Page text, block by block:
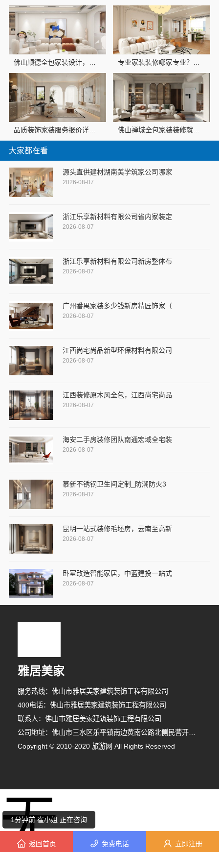
品质装饰家装服务报价详情咨询佛山市雅居美家建筑装饰工程有限公司
大家都在看
源头直供建材湖南美学筑家公司哪家
2026-08-07
浙江乐享新材料有限公司省内家装定
2026-08-07
浙江乐享新材料有限公司新房整体布
2026-08-07
广州番禺家装多少钱新房精匠饰家（
2026-08-07
江西尚宅尚品新型环保材料有限公司
2026-08-07
江西装修原木风全包，江西尚宅尚品
2026-08-07
海安二手房装修团队南通宏域全宅装
2026-08-07
慕新不锈钢卫生间定制_防潮防火3
2026-08-07
昆明一站式装修毛坯房，云南至高新
2026-08-07
卧室改造智能家居，中蓝建投一站式
2026-08-07
雅居美家
服务热线：佛山市雅居美家建筑装饰工程有限公司
400电话：佛山市雅居美家建筑装饰工程有限公司
联系人：佛山市雅居美家建筑装饰工程有限公司
公司地址：佛山市三水区乐平镇南边黄南公路北侧民营开发区F1之二
Copyright © 2010-2020 旅游网 All Rights Reserved
1分钟前 崔小姐 正在咨询
4分钟前 韩女士 正在咨询
返回首页 免费电话 立即注册
无